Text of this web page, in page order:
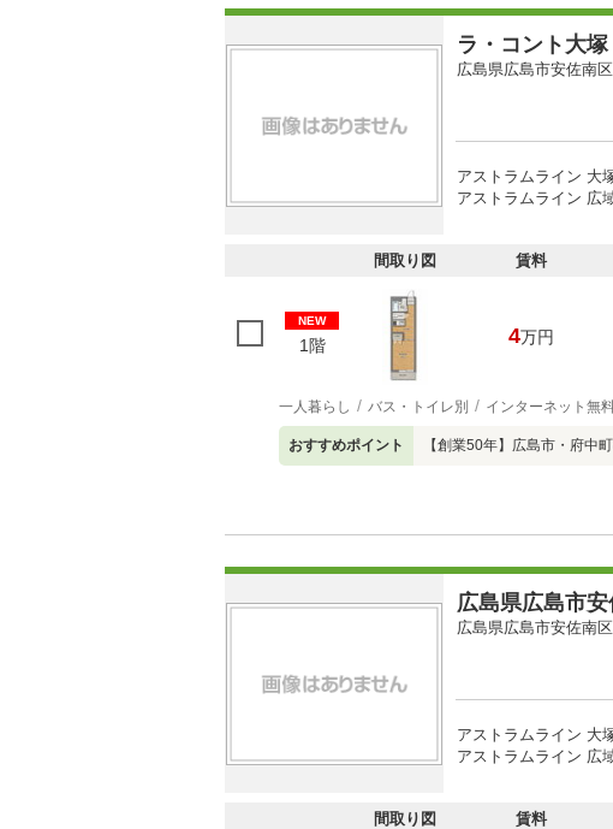
ラ・コント大塚
広島県広島市安佐南
アストラムライン 大
アストラムライン 広
間取り図 賃料
NEW
1階 4万円
一人暮らし バス・トイレ別 インターネット無
おすすめポイント 【創業50年】広島市・府中
広島県広島市
広島県広島市安佐南
アストラムライン 大
アストラムライン 広
間取り図 賃料